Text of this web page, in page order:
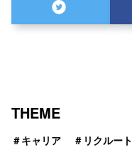
THEME
＃キャリア ＃ リクルート